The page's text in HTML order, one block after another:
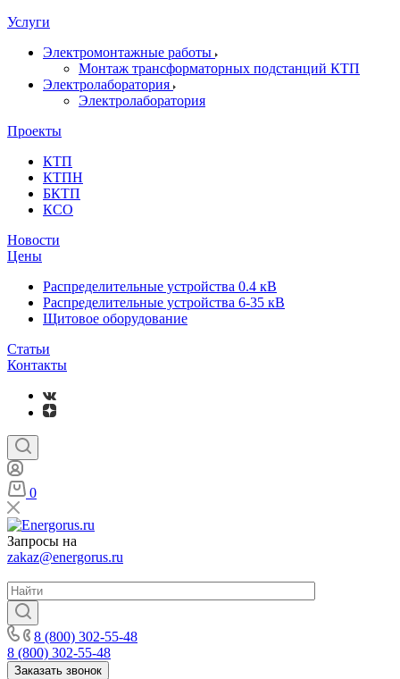
Услуги
Электромонтажные работы
Монтаж трансформаторных подстанций КТП
Электролаборатория
Электролаборатория
Проекты
КТП
КТПН
БКТП
КСО
Новости
Цены
Распределительные устройства 0.4 кВ
Распределительные устройства 6-35 кВ
Щитовое оборудование
Статьи
Контакты
0
Запросы на
zakaz@energorus.ru
8 (800) 302-55-48
8 (800) 302-55-48
Заказать звонок